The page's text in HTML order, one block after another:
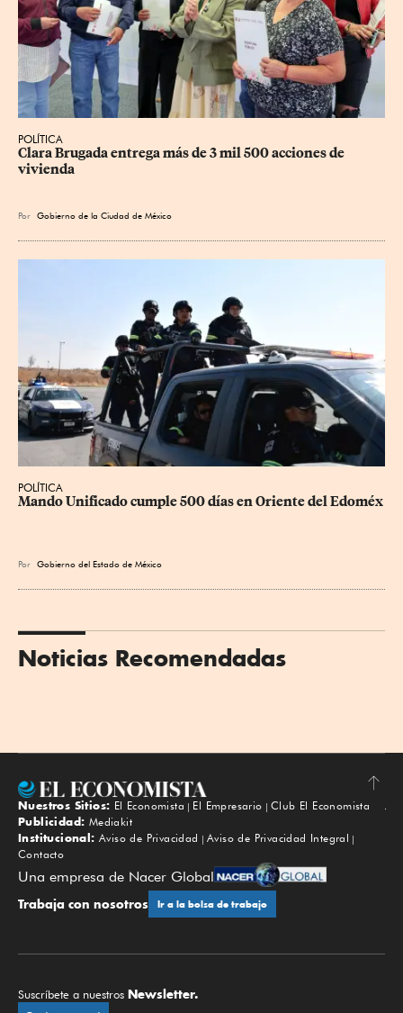
POLÍTICA
Clara Brugada entrega más de 3 mil 500 acciones de
vivienda
Por Gobierno de la Ciudad de México
POLÍTICA
Mando Unificado cumple 500 días en Oriente del Edoméx
Por Gobierno del Estado de México
Noticias Recomendadas
Subir
Nuestros Sitios: El Economista El Empresario
Club El Economista
Publicidad: Mediakit
Institucional: Aviso de Privacidad
Aviso de Privacidad Integral
Contacto
Una empresa de Nacer Global
Trabaja con nosotros Ir a la bolsa de trabajo
Suscríbete a nuestros Newsletter.